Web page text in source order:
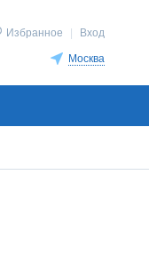
Избранное Вход
Москва